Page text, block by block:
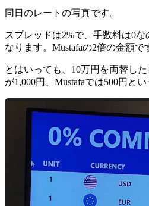
同日のレートの写真です。
スプレッドは2%で、手数料は0
なります。Mustafaの2倍の金額で
とはいっても、10万円を両替し
が1,000円、Mustafaでは500円とい